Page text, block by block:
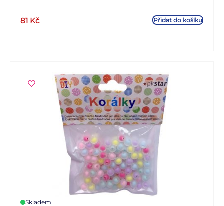
EAN 6902110510636
81 Kč Přidat do košíku
Skladem